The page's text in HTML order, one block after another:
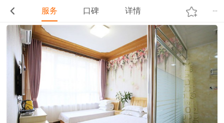
服务 口碑 详情